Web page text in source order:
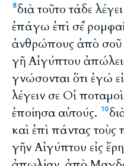
8 διὰ τοῦτο τάδε
ἐπάγω ἐπὶ σέ
ἀνθρώπους ἀπὸ σοῦ
γῆ Αἰγύπτου
γνώσονται ὅτι ἐγώ
λέγειν σε Οἱ
ἐποίησα αὐτούς.
10
καὶ ἐπὶ πάντας
γῆν Αἰγύπτου εἰς